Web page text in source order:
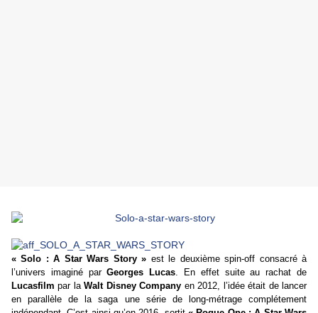
« Solo : A Star Wars Story » est le deuxième spin-off consacré à
l’univers imaginé parGeorges Lucas. En effet suite au rachat de
Lucasfilm par laWalt Disney Company en 2012, l’idée était de lancer
en parallèle de la saga une série de long-métrage complétement